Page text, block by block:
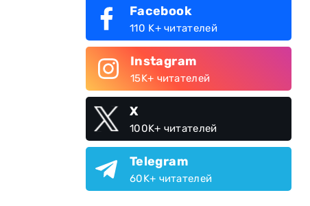
Facebook
110 K+ читателей
Instagram
15K+ читателей
X
100K+ читателей
Telegram
60K+ читателей